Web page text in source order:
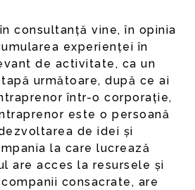
consultanță vine, în opinia
experienței în
de activitate, ca un
următoare, după ce ai
într-o corporație,
este o persoană
de idei și
la care lucrează
are acces la resursele și
consacrate, are